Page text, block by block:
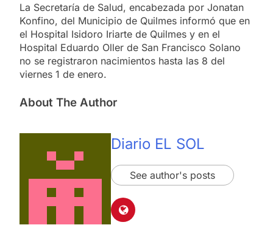
La Secretaría de Salud, encabezada por Jonatan
Konfino, del Municipio de Quilmes informó que en
el Hospital Isidoro Iriarte de Quilmes y en el
Hospital Eduardo Oller de San Francisco Solano
no se registraron nacimientos hasta las 8 del
viernes 1 de enero.
About The Author
Diario EL SOL
See author's posts